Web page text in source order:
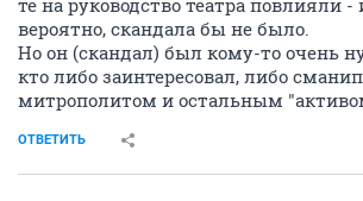
те на руководство театра повлияли -
вероятно, скандала бы не было.
Но он (скандал) был кому-то очень
кто либо заинтересовал, либо
митрополитом и остальным
ОТВЕТИТЬ